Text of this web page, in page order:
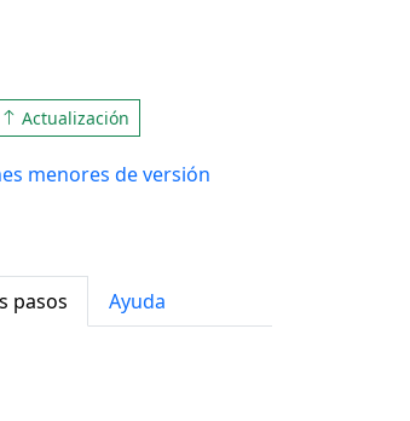
Actualización
menores de versión
pasos Ayuda